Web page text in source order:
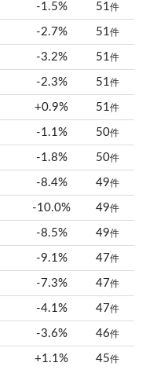
-1.5% 51件
-2.7% 51件
-3.2% 51件
-2.3% 51件
+0.9% 51件
-1.1% 50件
-1.8% 50件
-8.4% 49件
-10.0% 49件
-8.5% 49件
-9.1% 47件
-7.3% 47件
-4.1% 47件
-3.6% 46件
+1.1% 45件